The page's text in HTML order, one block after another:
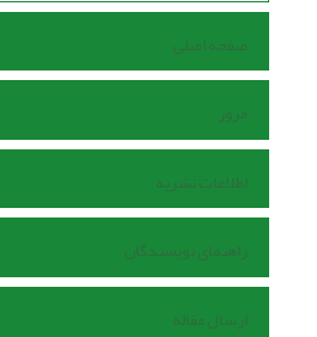
صفحه اصلی
مرور
اطلاعات نشریه
راهنمای نویسندگان
ارسال مقاله